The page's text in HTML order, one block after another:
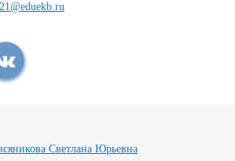
Светлана Юрьевна